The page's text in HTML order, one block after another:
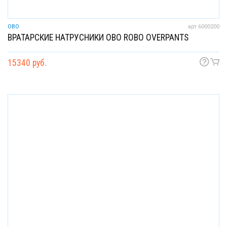
OBO арт 6000200
ВРАТАРСКИЕ НАТРУСНИКИ OBO ROBO OVERPANTS
15340 руб.